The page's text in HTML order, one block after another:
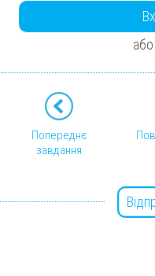
або
Попереднє
завдання